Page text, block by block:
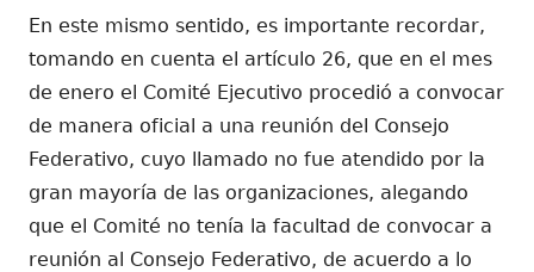
En este mismo sentido, es importante recordar,
tomando en cuenta el artículo 26, que en el mes
de enero el Comité Ejecutivo procedió a convocar
de manera oficial a una reunión del Consejo
Federativo, cuyo llamado no fue atendido por la
gran mayoría de las organizaciones, alegando
que el Comité no tenía la facultad de convocar a
reunión al Consejo Federativo, de acuerdo a lo